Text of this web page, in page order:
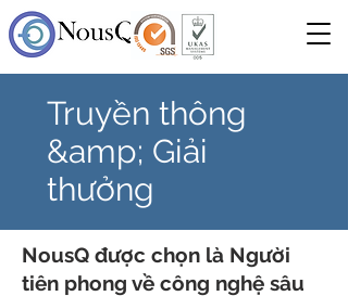
Truyền thông
&amp; Giải
thưởng
NousQ được chọn là Người
tiên phong về công nghệ sâu